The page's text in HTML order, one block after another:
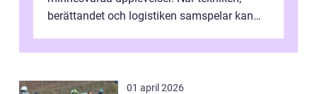
berättandet och logistiken samspelar kan
01 april 2026